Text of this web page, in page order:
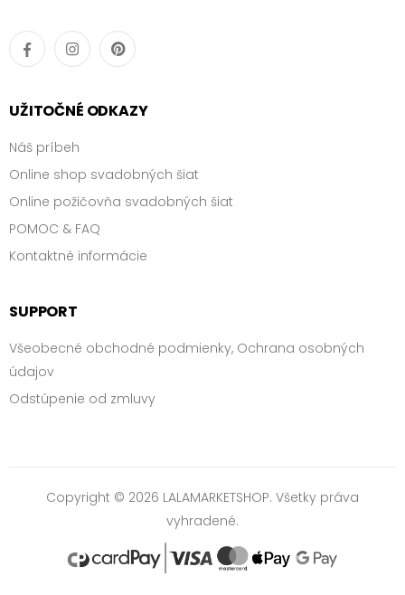
UŽITOČNÉ ODKAZY
Náš príbeh
Online shop svadobných šiat
Online požičovňa svadobných šiat
POMOC & FAQ
Kontaktné informácie
SUPPORT
Všeobecné obchodné podmienky, Ochrana osobných
údajov
Odstúpenie od zmluvy
Copyright © 2026 LALAMARKETSHOP. Všetky práva
vyhradené.